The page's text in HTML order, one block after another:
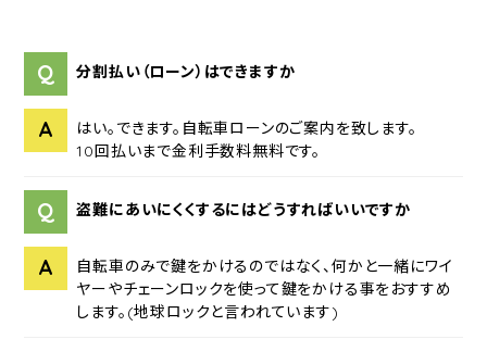
Q 分割払い（ローン）はできますか
A
はい。できます。自転車ローンのご案内を致します。
10回払いまで金利手数料無料です。
Q 盗難にあいにくくするにはどうすればいいですか
A
自転車のみで鍵をかけるのではなく、何かと一緒にワイ
ヤーやチェーンロックを使って鍵をかける事をおすすめ
します。(地球ロックと言われています)